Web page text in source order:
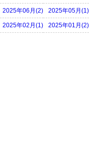
2025年06月(2) 2025年05月(1)
2025年02月(1) 2025年01月(2)